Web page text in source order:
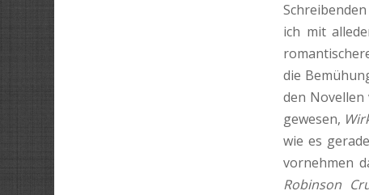
ich mit
die
den No­vellen
gewesen,
wie es
vornehmen
Robinson